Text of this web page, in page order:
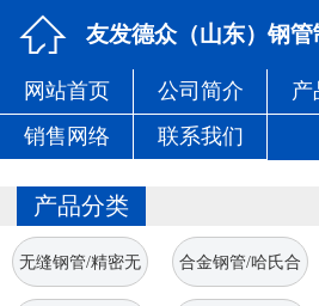
 友发德众（山东）钢管
网站首页 公司简介 产
销售网络
联系我们
产品分类
无缝钢管/精密无 合金钢管/哈氏合